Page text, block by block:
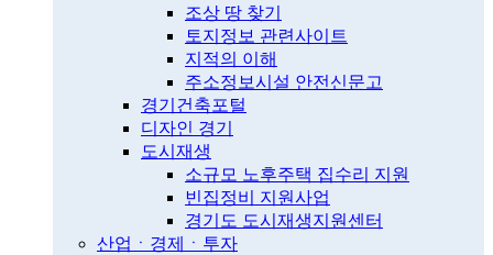
조상 땅 찾기
토지정보 관련사이트
지적의 이해
주소정보시설 안전신문고
경기건축포털
디자인 경기
도시재생
소규모 노후주택 집수리 지원
빈집정비 지원사업
경기도 도시재생지원센터
산업ㆍ경제ㆍ투자